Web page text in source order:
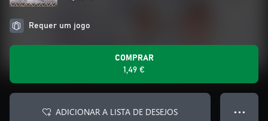
Requer um jogo
COMPRAR
1,49 €
ADICIONAR A LISTA DE DESEJOS ● ● ●